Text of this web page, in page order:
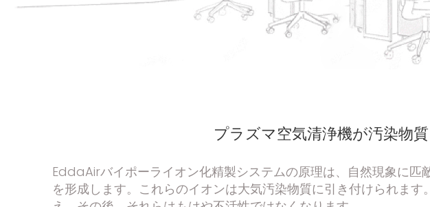
プラズマ空気清浄機が汚染物
EddaAirバイポーライオン化精製システムの原理は、自然現象に
を形成します。これらのイオンは大気汚染物質に引き付けられま